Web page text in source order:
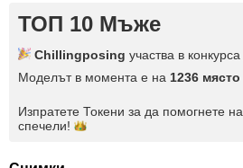
ТОП 10 Мъже
Chillingposing участва в конкурса
Моделът в момента е на 1236 място
Изпратете Токени за да помогнете на
спечели!